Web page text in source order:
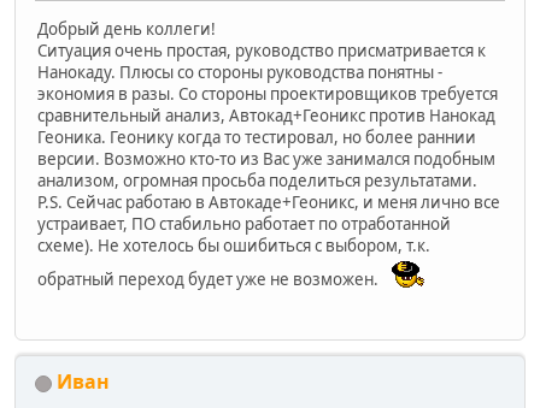
Добрый день коллеги!
Ситуация очень простая, руководство присматривается к
Нанокаду. Плюсы со стороны руководства понятны -
экономия в разы. Со стороны проектировщиков требуется
сравнительный анализ, Автокад+Геоникс против Нанокад
Геоника. Геонику когда то тестировал, но более раннии
версии. Возможно кто-то из Вас уже занимался подобным
анализом, огромная просьба поделиться результатами.
P.S. Сейчас работаю в Автокаде+Геоникс, и меня лично все
устраивает, ПО стабильно работает по отработанной
схеме). Не хотелось бы ошибиться с выбором, т.к.
обратный переход будет уже не возможен.
Иван